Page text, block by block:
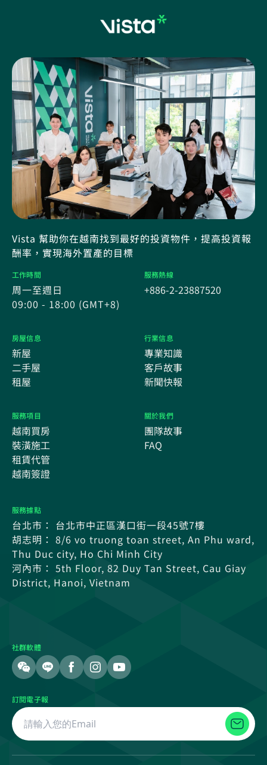
Vista 幫助你在越南找到最好的投資物件，提高投資報
酬率，實現海外置產的目標
工作時間
周一至週日
09:00 - 18:00 (GMT+8)
服務熱線
+886-2-23887520
房屋信息
新屋
二手屋
租屋
行業信息
專業知識
客戶故事
新聞快報
服務項目
越南買房
裝潢施工
租賃代管
越南簽證
關於我們
團隊故事
FAQ
服務據點
台北市： 台北市中正區漢口街一段45號7樓
胡志明： 8/6 vo truong toan street, An Phu ward,
Thu Duc city, Ho Chi Minh City
河內市： 5th Floor, 82 Duy Tan Street, Cau Giay
District, Hanoi, Vietnam
社群軟體
訂閱電子報